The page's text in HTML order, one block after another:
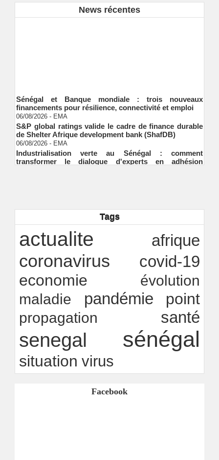
News récentes
Sénégal et Banque mondiale : trois nouveaux
financements pour résilience, connectivité et emploi
06/08/2026 -EMA
S&P global ratings valide le cadre de finance durable
de Shelter Afrique development bank (ShafDB)
06/08/2026 -EMA
Industrialisation verte au Sénégal : comment
transformer le dialogue d'experts en adhésion
citoyenne ?
Rapport Bceao 2025 : résilience, transition et
Tags
actualite afrique
coronavirus covid-19
economie
évolution
maladie
pandémie point
propagation santé
senegal sénégal
situation virus
Facebook